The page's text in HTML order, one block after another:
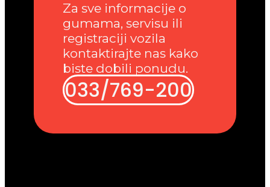
Za sve informacije o
gumama, servisu ili
registraciji vozila
kontaktirajte nas kako
biste dobili ponudu.
033/769-200